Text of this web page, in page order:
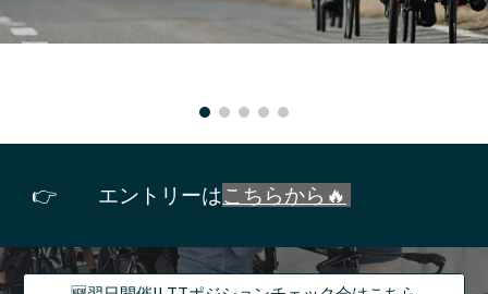
👉 エントリーはこちらから🔥